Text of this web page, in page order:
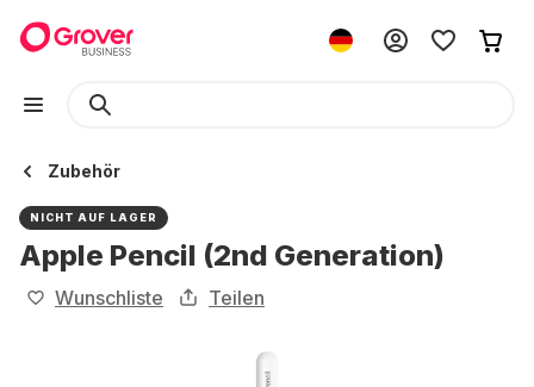
Zubehör
NICHT AUF LAGER
Apple Pencil (2nd Generation)
Wunschliste Teilen